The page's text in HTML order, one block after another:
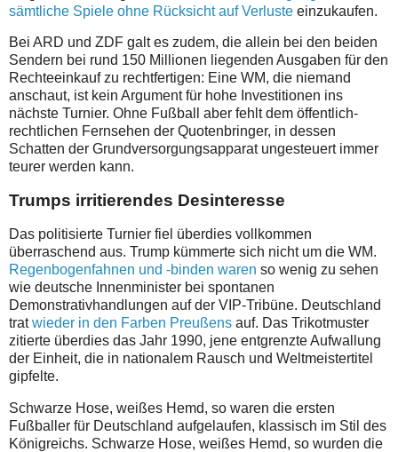
sämtliche Spiele ohne Rücksicht auf Verluste einzukaufen.
Bei ARD und ZDF galt es zudem, die allein bei den beiden
Sendern bei rund 150 Millionen liegenden Ausgaben für den
Rechteeinkauf zu rechtfertigen: Eine WM, die niemand
anschaut, ist kein Argument für hohe Investitionen ins
nächste Turnier. Ohne Fußball aber fehlt dem öffentlich-
rechtlichen Fernsehen der Quotenbringer, in dessen
Schatten der Grundversorgungsapparat ungesteuert immer
teurer werden kann.
Trumps irritierendes Desinteresse
Das politisierte Turnier fiel überdies vollkommen
überraschend aus. Trump kümmerte sich nicht um die WM.
Regenbogenfahnen und -binden waren so wenig zu sehen
wie deutsche Innenminister bei spontanen
Demonstrativhandlungen auf der VIP-Tribüne. Deutschland
tratwieder in den Farben Preußens auf. Das Trikotmuster
zitierte überdies das Jahr 1990, jene entgrenzte Aufwallung
der Einheit, die in nationalem Rausch und Weltmeistertitel
gipfelte.
Schwarze Hose, weißes Hemd, so waren die ersten
Fußballer für Deutschland aufgelaufen, klassisch im Stil des
Königreichs. Schwarze Hose, weißes Hemd, so wurden die